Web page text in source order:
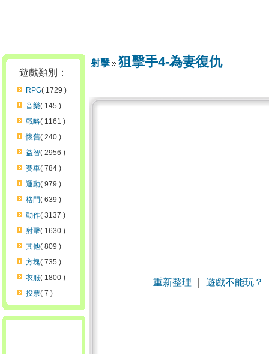
遊戲類別：
RPG( 1729 )
音樂( 145 )
戰略( 1161 )
懷舊( 240 )
益智( 2956 )
賽車( 784 )
運動( 979 )
格鬥( 639 )
動作( 3137 )
射擊( 1630 )
其他( 809 )
方塊( 735 )
衣服( 1800 )
投票( 7 )
射擊 狙擊手4-為妻復仇
重新整理 遊戲不能玩？